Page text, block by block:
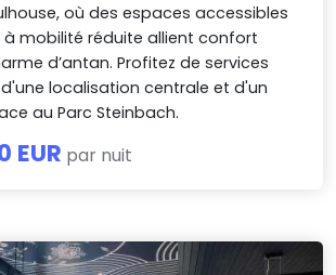
où des espaces accessibles
à mobilité réduite allient confort
d’antan. Profitez de services
localisation centrale et d'un
au Parc Steinbach.
EUR par nuit